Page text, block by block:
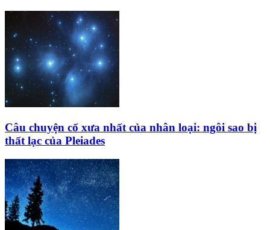
Câu chuyện cổ xưa nhất của nhân loại: ngôi sao bị
thất lạc của Pleiades